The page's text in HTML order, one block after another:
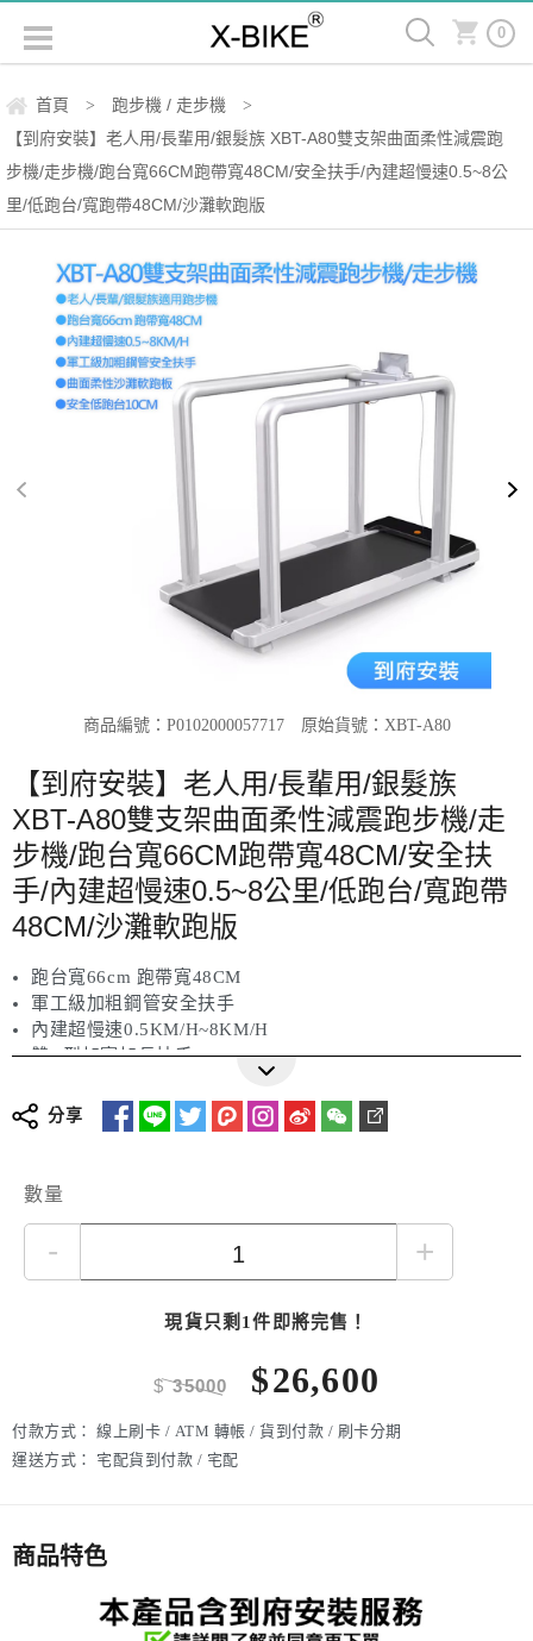
0
首頁 > 跑步機 / 走步機 >
【到府安裝】老人用/長輩用/銀髮族 XBT-A80雙支架曲面柔性減震跑
步機/走步機/跑台寬66CM跑帶寬48CM/安全扶手/內建超慢速0.5~8公
里/低跑台/寬跑帶48CM/沙灘軟跑版
商品編號：P0102000057717 原始貨號：XBT-A80
【到府安裝】老人用/長輩用/銀髮族
XBT-A80雙支架曲面柔性減震跑步機/走
步機/跑台寬66CM跑帶寬48CM/安全扶
手/內建超慢速0.5~8公里/低跑台/寬跑帶
48CM/沙灘軟跑版
跑台寬66cm 跑帶寬48CM
軍工級加粗鋼管安全扶手
內建超慢速0.5KM/H~8KM/H
雙U型加寬加長扶手
柔性軟跑板沙灘腳感
減震雙曲面跑版支撐慢回彈
大承重150公斤
分享
數量
- +
現貨只剩1件即將完售！
$35000 $26,600
付款方式： 線上刷卡 / ATM 轉帳 / 貨到付款 / 刷卡分期
運送方式：
宅配貨到付款 / 宅配
商品特色